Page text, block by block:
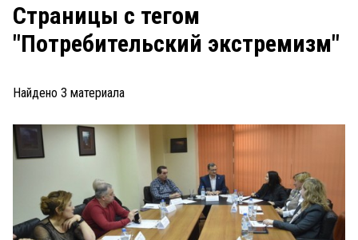
ЗАКОН
НОВОСТИ КОМПАНИЙ
ПРОИСШЕСТВИЯ
СТИЛЬ ЖИЗНИ
Блоги
Страницы c тегом
"Потребительский экстремизм"
Найдено 3 материала